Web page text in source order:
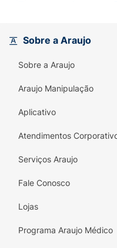
Sobre a Araujo
Sobre a Araujo
Araujo Manipulação
Aplicativo
Atendimentos
Serviços Araujo
Fale Conosco
Lojas
Programa Araujo Médico